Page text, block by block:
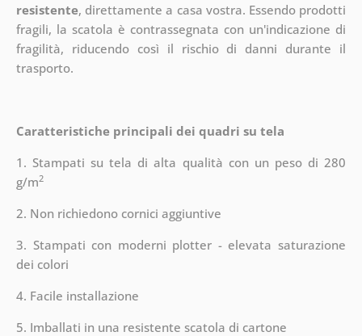
resistente, direttamente a casa vostra. Essendo prodotti
fragili, la scatola è contrassegnata con un'indicazione di
fragilità, riducendo così il rischio di danni durante il
trasporto.
Caratteristiche principali dei quadri su tela
1. Stampati su tela di alta qualità con un peso di 280
g/m2
2. Non richiedono cornici aggiuntive
3. Stampati con moderni plotter - elevata saturazione
dei colori
4. Facile installazione
5. Imballati in una resistente scatola di cartone